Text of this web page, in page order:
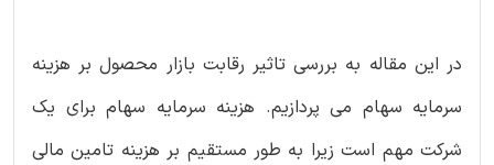
در این مقاله به بررسی تاثیر رقابت بازار محصول بر هزینه
سرمایه سهام می پردازیم. هزینه سرمایه سهام برای یک
شرکت مهم است زیرا به طور مستقیم بر هزینه تامین مالی